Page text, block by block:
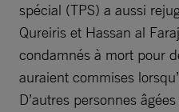
spécial (TPS) a aussi
Qureiris et Hassan al
condamnés à mort pour
auraient commises
D’autres personnes